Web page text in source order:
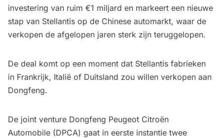
investering van ruim €1 miljard en markeert een nieuwe
stap van Stellantis op de Chinese automarkt, waar de
verkopen de afgelopen jaren sterk zijn teruggelopen.
De deal komt op een moment dat Stellantis fabrieken
in Frankrijk, Italië of Duitsland zou willen verkopen aan
Dongfeng.
De joint venture Dongfeng Peugeot Citroën
Automobile (DPCA) gaat in eerste instantie twee